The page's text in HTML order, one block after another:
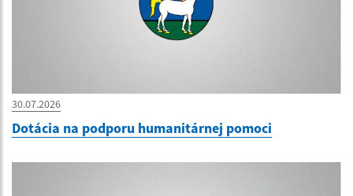
30.07.2026
Dotácia na podporu humanitárnej pomoci